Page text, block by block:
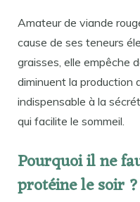
Amateur de viande
cause de ses teneurs
graisses, elle empêche
diminuent la production
indispensable à la
qui facilite le sommeil.
Pourquoi il ne
protéine le soir ?